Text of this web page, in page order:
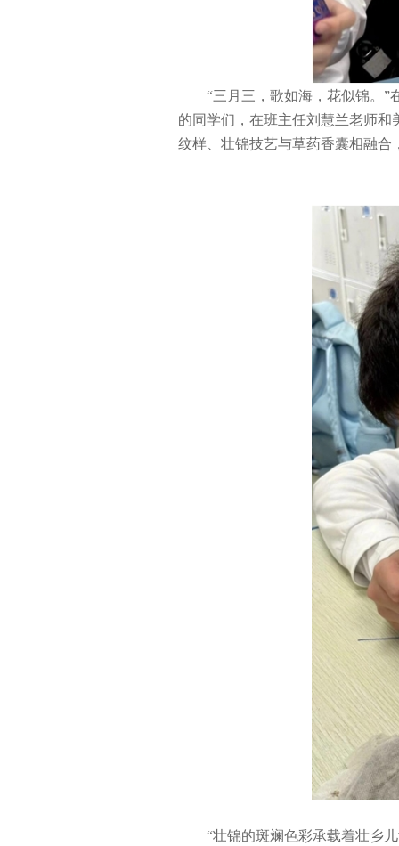
“三月三，歌如海，花似锦。”
的同学们，在班主任刘慧兰老师
纹样、壮锦技艺与草药香囊相融
“壮锦的斑斓色彩承载着壮乡